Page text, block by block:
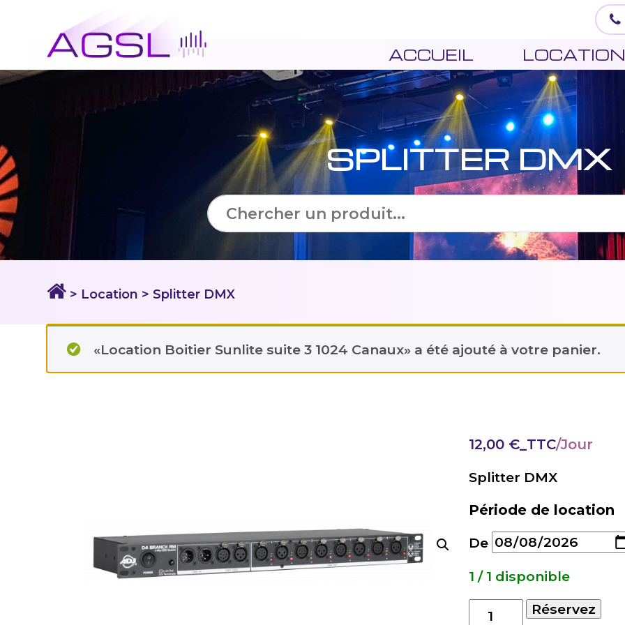
ACCUEIL LOCATION
SPLITTER DMX
> Location > Splitter DMX
«Location Boitier Sunlite suite 3 1024 Canaux» a été ajouté à votre panier.
12,00 €_TTC
Splitter DMX
Période de location
De
1 / 1 disponible
quantité
Réservez